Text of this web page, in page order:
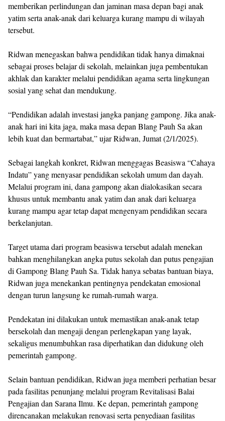
memberikan perlindungan dan jaminan masa depan bagi anak
yatim serta anak-anak dari keluarga kurang mampu di wilayah
tersebut.
Ridwan menegaskan bahwa pendidikan tidak hanya dimaknai
sebagai proses belajar di sekolah, melainkan juga pembentukan
akhlak dan karakter melalui pendidikan agama serta lingkungan
sosial yang sehat dan mendukung.
“Pendidikan adalah investasi jangka panjang gampong. Jika anak-
anak hari ini kita jaga, maka masa depan Blang Pauh Sa akan
lebih kuat dan bermartabat,” ujar Ridwan, Jumat (2/1/2025).
Sebagai langkah konkret, Ridwan menggagas Beasiswa “Cahaya
Indatu” yang menyasar pendidikan sekolah umum dan dayah.
Melalui program ini, dana gampong akan dialokasikan secara
khusus untuk membantu anak yatim dan anak dari keluarga
kurang mampu agar tetap dapat mengenyam pendidikan secara
berkelanjutan.
Target utama dari program beasiswa tersebut adalah menekan
bahkan menghilangkan angka putus sekolah dan putus pengajian
di Gampong Blang Pauh Sa. Tidak hanya sebatas bantuan biaya,
Ridwan juga menekankan pentingnya pendekatan emosional
dengan turun langsung ke rumah-rumah warga.
Pendekatan ini dilakukan untuk memastikan anak-anak tetap
bersekolah dan mengaji dengan perlengkapan yang layak,
sekaligus menumbuhkan rasa diperhatikan dan didukung oleh
pemerintah gampong.
Selain bantuan pendidikan, Ridwan juga memberi perhatian besar
pada fasilitas penunjang melalui program Revitalisasi Balai
Pengajian dan Sarana Ilmu. Ke depan, pemerintah gampong
direncanakan melakukan renovasi serta penyediaan fasilitas